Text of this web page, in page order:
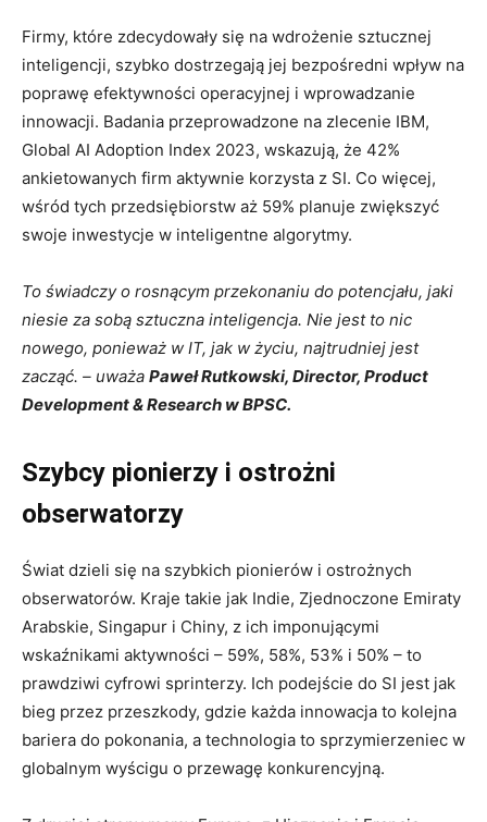
Firmy, które zdecydowały się na wdrożenie sztucznej
inteligencji, szybko dostrzegają jej bezpośredni wpływ na
poprawę efektywności operacyjnej i wprowadzanie
innowacji. Badania przeprowadzone na zlecenie IBM,
Global AI Adoption Index 2023, wskazują, że 42%
ankietowanych firm aktywnie korzysta z SI. Co więcej,
wśród tych przedsiębiorstw aż 59% planuje zwiększyć
swoje inwestycje w inteligentne algorytmy.
To świadczy o rosnącym przekonaniu do potencjału, jaki
niesie za sobą sztuczna inteligencja. Nie jest to nic
nowego, ponieważ w IT, jak w życiu, najtrudniej jest
zacząć. – uważa Paweł Rutkowski, Director, Product
Development & Research w BPSC.
Szybcy pionierzy i ostrożni
obserwatorzy
Świat dzieli się na szybkich pionierów i ostrożnych
obserwatorów. Kraje takie jak Indie, Zjednoczone Emiraty
Arabskie, Singapur i Chiny, z ich imponującymi
wskaźnikami aktywności – 59%, 58%, 53% i 50% – to
prawdziwi cyfrowi sprinterzy. Ich podejście do SI jest jak
bieg przez przeszkody, gdzie każda innowacja to kolejna
bariera do pokonania, a technologia to sprzymierzeniec w
globalnym wyścigu o przewagę konkurencyjną.